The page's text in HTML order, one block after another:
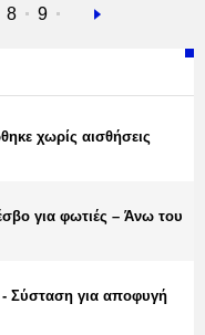
Σελίδα
8 Σελίδα
9
Next
χωρίς αισθήσεις
για φωτιές – Άνω του
- Σύσταση για αποφυγή